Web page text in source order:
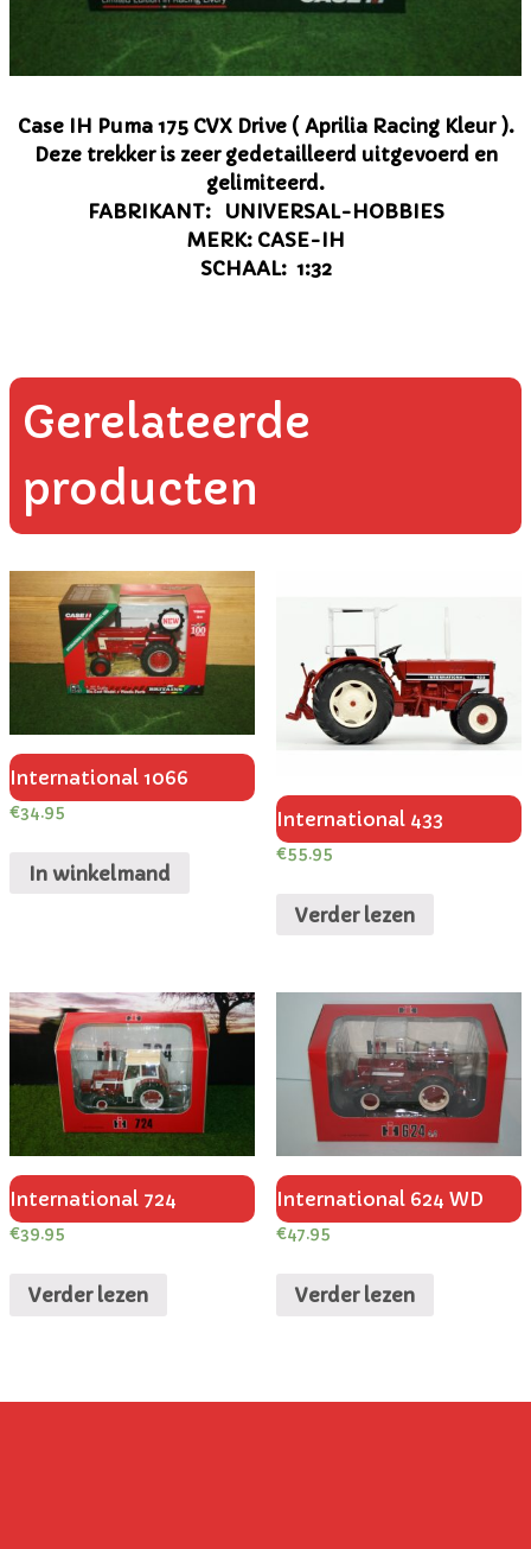
Case IH Puma 175 CVX Drive ( Aprilia Racing Kleur ).
Deze trekker is zeer gedetailleerd uitgevoerd en
gelimiteerd.
FABRIKANT: UNIVERSAL-HOBBIES
MERK: CASE-IH
SCHAAL: 1:32
Gerelateerde
producten
International 1066
€34.95
In winkelmand
International 433
€55.95
Verder lezen
International 724
€39.95
Verder lezen
International 624 WD
€47.95
Verder lezen